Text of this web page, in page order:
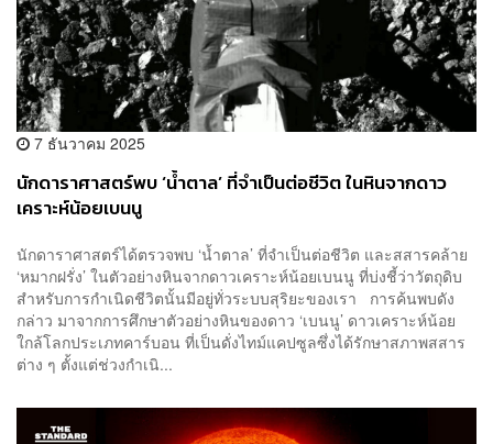
7 ธันวาคม 2025
นักดาราศาสตร์พบ ‘น้ำตาล’ ที่จำเป็นต่อชีวิต ในหินจากดาว
เคราะห์น้อยเบนนู
นักดาราศาสตร์ได้ตรวจพบ ‘น้ำตาล’ ที่จำเป็นต่อชีวิต และสสารคล้าย
‘หมากฝรั่ง’ ในตัวอย่างหินจากดาวเคราะห์น้อยเบนนู ที่บ่งชี้ว่าวัตถุดิบ
สำหรับการกำเนิดชีวิตนั้นมีอยู่ทั่วระบบสุริยะของเรา การค้นพบดัง
กล่าว มาจากการศึกษาตัวอย่างหินของดาว ‘เบนนู’ ดาวเคราะห์น้อย
ใกล้โลกประเภทคาร์บอน ที่เป็นดั่งไทม์แคปซูลซึ่งได้รักษาสภาพสสาร
ต่าง ๆ ตั้งแต่ช่วงกำเนิ...